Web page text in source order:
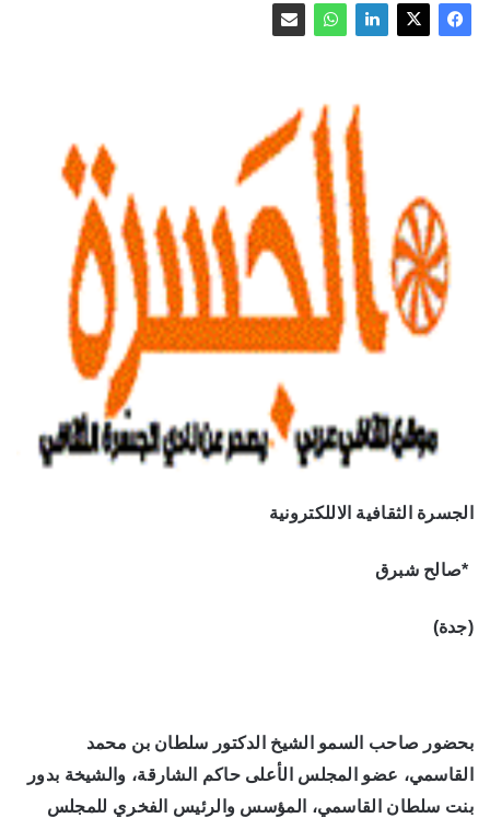
الجسرة الثقافية الاللكترونية
*صالح شبرق
(جدة)
بحضور صاحب السمو الشيخ الدكتور سلطان بن محمد
القاسمي، عضو المجلس الأعلى حاكم الشارقة، والشيخة بدور
بنت سلطان القاسمي، المؤسس والرئيس الفخري للمجلس